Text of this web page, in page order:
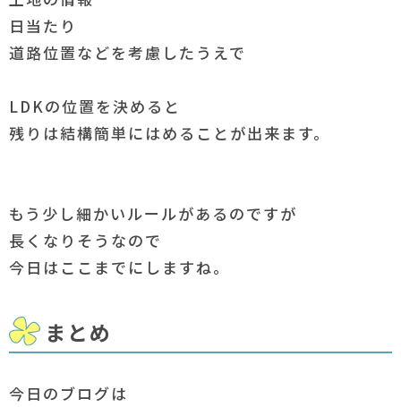
日当たり
道路位置などを考慮したうえで
LDKの位置を決めると
残りは結構簡単にはめることが出来ます。
もう少し細かいルールがあるのですが
長くなりそうなので
今日はここまでにしますね。
まとめ
今日のブログは